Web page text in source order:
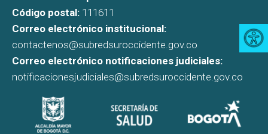
Código postal: 111611
Correo electrónico institucional:
contactenos@subredsuroccidente.gov.co
Correo electrónico notificaciones judiciales:
notificacionesjudiciales@subredsuroccidente.gov.co